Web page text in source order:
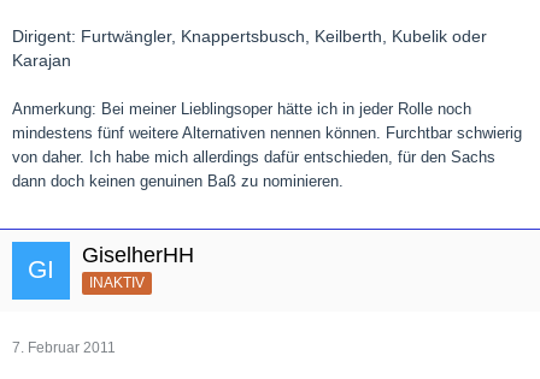
Dirigent: Furtwängler, Knappertsbusch, Keilberth, Kubelik oder
Karajan
Anmerkung: Bei meiner Lieblingsoper hätte ich in jeder Rolle noch
mindestens fünf weitere Alternativen nennen können. Furchtbar schwierig
von daher. Ich habe mich allerdings dafür entschieden, für den Sachs
dann doch keinen genuinen Baß zu nominieren.
GiselherHH
INAKTIV
7. Februar 2011